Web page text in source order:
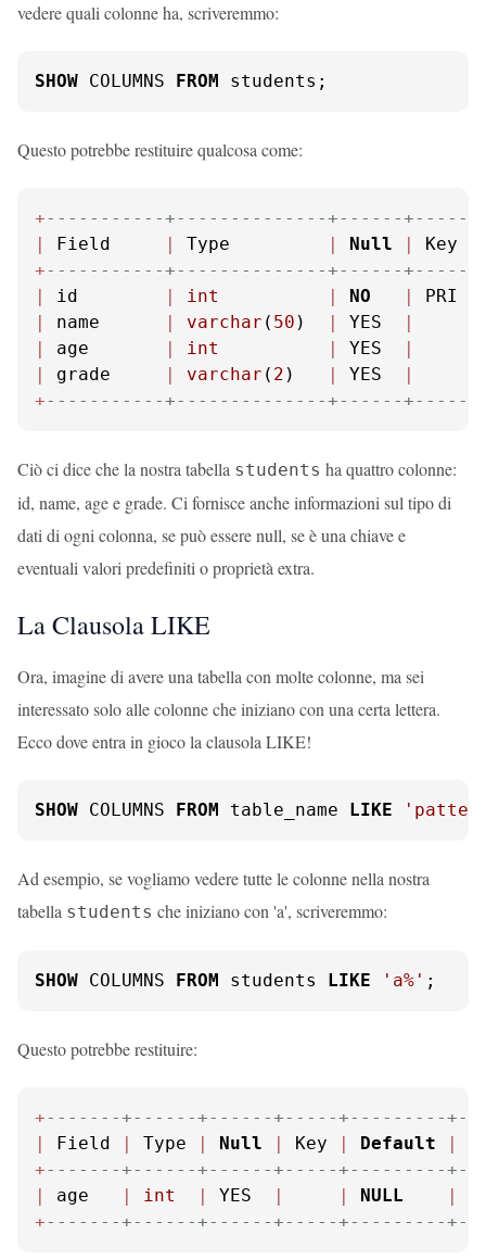
vedere quali colonne ha, scriveremmo:
SHOW COLUMNS FROM students;
Questo potrebbe restituire qualcosa come:
+-----------+--------------+------+-----
|
Field | Type | Null | Key
+-----------+--------------+------+-----
|
id | int | NO | PRI
|
name | varchar ( 50 ) | YES |
|
age | int | YES |
|
grade | varchar ( 2 ) | YES |
+-----------+--------------+------+-----
Ciò ci dice che la nostra tabella students ha quattro colonne:
id, name, age e grade. Ci fornisce anche informazioni sul tipo di
dati di ogni colonna, se può essere null, se è una chiave e
eventuali valori predefiniti o proprietà extra.
La Clausola LIKE
Ora, imagine di avere una tabella con molte colonne, ma sei
interessato solo alle colonne che iniziano con una certa lettera.
Ecco dove entra in gioco la clausola LIKE!
SHOW COLUMNS FROM table_name LIKE
Ad esempio, se vogliamo vedere tutte le colonne nella nostra
tabella students che iniziano con 'a', scriveremmo:
SHOW COLUMNS FROM students LIKE 'a%' ;
Questo potrebbe restituire:
+-------+------+------+-----+---------
|
Field | Type | Null | Key | Default |
+-------+------+------+-----+---------
|
age | int | YES | | NULL
|
+-------+------+------+-----+---------